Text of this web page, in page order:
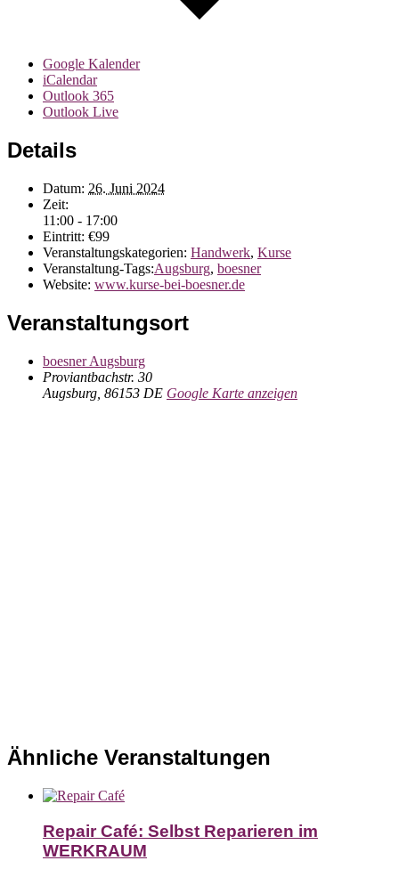
Google Kalender
iCalendar
Outlook 365
Outlook Live
Details
Datum: 26. Juni 2024
Zeit:
11:00 - 17:00
Eintritt: €99
Veranstaltungskategorien: Handwerk, Kurse
Veranstaltung-Tags:Augsburg, boesner
Website: www.kurse-bei-boesner.de
Veranstaltungsort
boesner Augsburg
Proviantbachstr. 30
Augsburg 86153 DE Google Karte anzeigen
Ähnliche Veranstaltungen
Repair Café: Selbst Reparieren im
WERKRAUM